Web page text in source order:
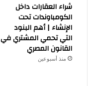
شراء العقارات داخل
الكومباوندات تحت
الإنشاء | أهم البنود
التي تحمي المشتري في
القانون المصري
منذ أسبوعين